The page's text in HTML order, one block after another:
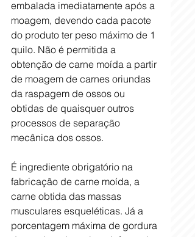
embalada imediatamente após a
moagem, devendo cada pacote
do produto ter peso máximo de 1
quilo. Não é permitida a
obtenção de carne moída a partir
de moagem de carnes oriundas
da raspagem de ossos ou
obtidas de quaisquer outros
processos de separação
mecânica dos ossos.
É ingrediente obrigatório na
fabricação de carne moída, a
carne obtida das massas
musculares esqueléticas. Já a
porcentagem máxima de gordura